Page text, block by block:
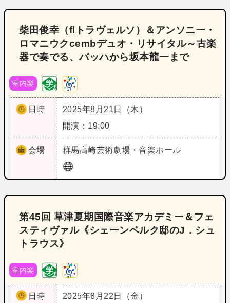
柴田俊幸（flトラヴェルソ）＆アンソニー・
ロマニウクcembデュオ・リサイタル～古楽
器で奏でる、バッハから坂本龍一まで
室内楽
日時
2025年8月21日（木）
開演：19:00
会場 群馬高崎芸術劇場・音楽ホール
第45回 草津夏期国際音楽アカデミー＆フェ
スティヴァル《シェーンベルク邸のJ．シュ
トラウス》
室内楽
日時
2025年8月22日（金）